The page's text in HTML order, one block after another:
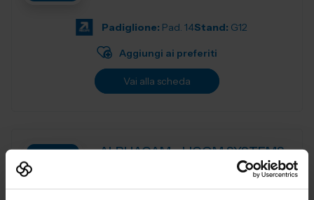
Padiglione: Pad. 14Stand: G12
Aggiungi ai preferiti
Vai alla scheda
ALPHACAM - LICOM SYSTEMS
MACCHINE UTENSILI